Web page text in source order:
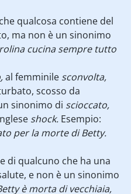
qualcosa contiene del
ma non è un sinonimo
cucina sempre tutto
,al femminile sconvolta,
scosso da
sinonimo di scioccato,
shock. Esempio:
per la morte di Betty.
di qualcuno che ha una
e non è un sinonimo
è morta di vecchiaia,